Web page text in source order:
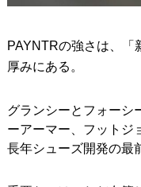
PAYNTRの強さは、「
厚みにある。
グランシーとフォーシ
ーアーマー、フットジ
長年シューズ開発の最